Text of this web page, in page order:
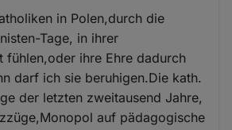
in Polen,durch die
Tage, in ihrer
fühlen,oder ihre Ehre dadurch
darf ich sie beruhigen.Die kath.
der letzten zweitausend Jahre,
auf pädagogische